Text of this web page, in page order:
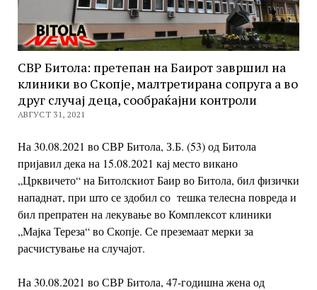
СВР Битола: претепан на Баирот завршил на
клиники во Скопје, малтретирана сопруга а во
друг случај деца, сообраќајни контроли
АВГУСТ 31, 2021
На 30.08.2021 во СВР Битола, З.Б. (53) од Битола
пријавил дека на 15.08.2021 кај место викано
„Црквичето“ на Битолскиот Баир во Битола, бил физички
нападнат, при што се здобил со тешка телесна повреда и
бил препратен на лекување во Комплексот клиники
„Мајка Тереза“ во Скопје. Се преземаат мерки за
расчистување на случајот.
На 30.08.2021 во СВР Битола, 47-годишна жена од